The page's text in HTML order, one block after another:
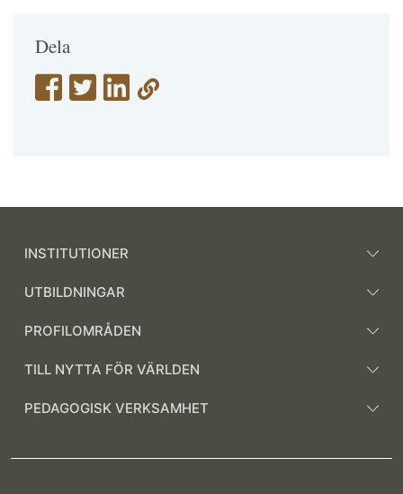
Dela
INSTITUTIONER
UTBILDNINGAR
PROFILOMRÅDEN
TILL NYTTA FÖR VÄRLDEN
PEDAGOGISK VERKSAMHET